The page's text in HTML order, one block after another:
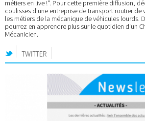
métiers en live !". Pour cette première diffusion,
coulisses d'une entreprise de transport routier de
les métiers de la mécanique de véhicules lourds.
pourrez en apprendre plus sur le quotidien d'un
Mécanicien.
TWITTER